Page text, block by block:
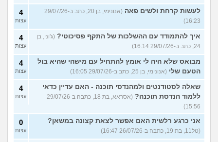
לעשות קרחת ולשים פאה
(אנונימי, בן 20, כתב ב-29/07/26
16:23)
4
עצות
איך להתמודד עם ההשלכות של התקף פסיכוטי? (ג'וני, בן
24, כתב ב-29/07/26 16:14)
4
עצות
מבואס שלא היה לי אומץ להתחיל עם מישהי שהיא בול
הטעם שלי (אנונימי, בן 25, כתב ב-29/07/26 16:05)
4
עצות
שאלה לסטודנטים ולמהנדסי תוכנה - האם עדיין כדאי
ללמוד הנדסת תוכנה?
(אסראא, בת 18, כתבה ב-29/07/26
15:56)
4
עצות
אני כרגע רלשית האם אפשר לצאת קצונה במשאן?
(טל11, בת 19, כתבה ב-26/07/26 16:47)
0
עצות